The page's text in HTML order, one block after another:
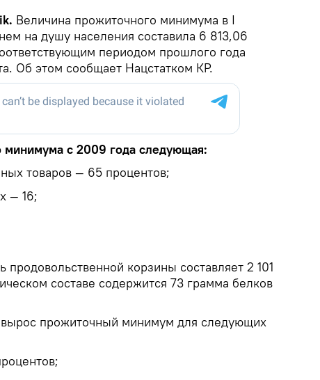
Величина прожиточного минимума в I
на душу населения составила 6 813,06
периодом прошлого года
Об этом сообщает Нацстатком КР.
минимума с 2009 года следующая:
товаров — 65 процентов;
— 16;
продовольственной корзины составляет 2 101
составе содержится 73 грамма белков
прожиточный минимум для следующих